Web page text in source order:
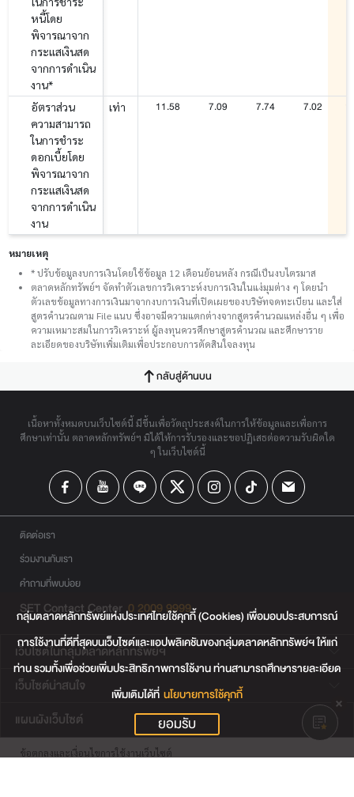
หนี้โดย
พิจารณาจาก
กระแสเงินสด
จากการดำเนิน
งาน*
อัตราส่วน
ความสามารถ
ในการชำระ
ดอกเบี้ยโดย
พิจารณาจาก
กระแสเงินสด
จากการดำเนิน
งาน
เท่า 11.58 7.09 7.74 7.02
หมายเหตุ
* ปรับข้อมูลงบการเงินโดยใช้ข้อมูล 12 เดือนย้อนหลัง กรณีเป็นงบไตรมาส
ตลาดหลักทรัพย์ฯ จัดทำตัวเลขการวิเคราะห์งบการเงินในแง่มุมต่าง ๆ โดยนำ
ตัวเลขข้อมูลทางการเงินมาจากงบการเงินที่เปิดเผยของบริษัทจดทะเบียน และใส่
สูตรคำนวณตาม File แนบ ซึ่งอาจมีความแตกต่างจากสูตรคำนวณแหล่งอื่น ๆ เพื่อ
ความเหมาะสมในการวิเคราะห์ ผู้ลงทุนควรศึกษาสูตรคำนวณ และศึกษาราย
ละเอียดของบริษัทเพิ่มเติมเพื่อประกอบการตัดสินใจลงทุน
กลับสู่ด้านบน
เนื้อหาทั้งหมดบนเว็บไซต์นี้ มีขึ้นเพื่อวัตถุประสงค์ในการให้ข้อมูลและเพื่อการ
ศึกษาเท่านั้น ตลาดหลักทรัพย์ฯ มิได้ให้การรับรองและขอปฏิเสธต่อความรับผิดใด
ๆ ในเว็บไซต์นี้
ติดต่อเรา
ร่วมงานกับเรา
คำถามที่พบบ่อย
SET Contact Center 0 2009 9999
เว็บไซต์ในกลุ่มตลาดหลักทรัพย์ฯ
เว็บไซต์น่าสนใจ
แผนผังเว็บไซต์
ข้อตกลงและเงื่อนไขการใช้งานเว็บไซต์
กลุ่มตลาดหลักทรัพย์แห่งประเทศไทยใช้คุกกี้ (Cookies) เพื่อมอบประสบการณ์
การใช้งานที่ดีที่สุดบนเว็บไซต์และแอปพลิเคชันของกลุ่มตลาดหลักทรัพย์ฯ ให้แก่
ท่าน รวมทั้งเพื่อช่วยเพิ่มประสิทธิภาพการใช้งาน ท่านสามารถศึกษารายละเอียด
เพิ่มเติมได้ที่ นโยบายการใช้คุกกี้
ยอมรับ